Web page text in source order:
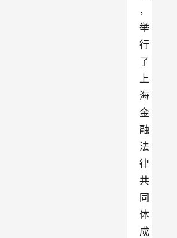
，
举
行
了
上
海
金
融
法
律
共
同
体
成